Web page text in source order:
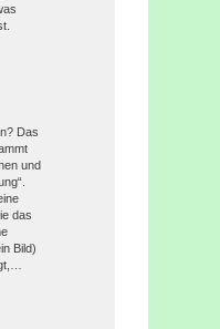
Das
und
das
Bild)